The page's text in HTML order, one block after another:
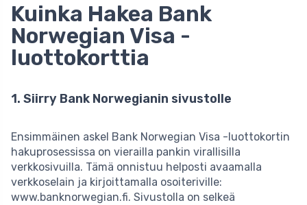
Kuinka Hakea Bank
Norwegian Visa -
luottokorttia
1. Siirry Bank Norwegianin sivustolle
Ensimmäinen askel Bank Norwegian Visa -luottokortin
hakuprosessissa on vierailla pankin virallisilla
verkkosivuilla. Tämä onnistuu helposti avaamalla
verkkoselain ja kirjoittamalla osoiteriville:
www.banknorwegian.fi. Sivustolla on selkeä